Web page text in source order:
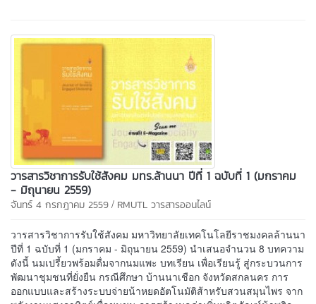
วารสารวิชาการรับใช้สังคม มทร.ล้านนา ปีที่ 1 ฉบับที่ 1 (มกราคม
- มิถุนายน 2559)
จันทร์ 4 กรกฎาคม 2559 / RMUTL วารสารออนไลน์
วารสารวิชาการรับใช้สังคม มหาวิทยาลัยเทคโนโลยีราชมงคลล้านนา
ปีที่ 1 ฉบับที่ 1 (มกราคม - มิถุนายน 2559) นำเสนอจำนวน 8 บทความ
ดังนี้ นมเปรี้ยวพร้อมดื่มจากนมแพะ บทเรียน เพื่อเรียนรู้ สู่กระบวนการ
พัฒนาชุมชนที่ยั่งยืน กรณีศึกษา บ้านนาเชือก จังหวัดสกลนคร การ
ออกแบบและสร้างระบบจ่ายน้าหยดอัตโนมัติส้าหรับสวนสมุนไพร จาก